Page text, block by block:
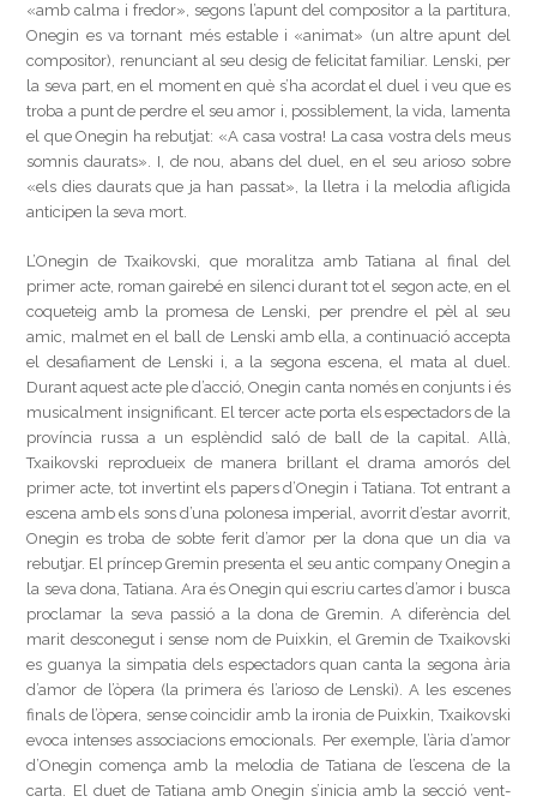
«amb calma i fredor», segons l’apunt del compositor a la partitura,
Onegin es va tornant més estable i «animat» (un altre apunt del
compositor), renunciant al seu desig de felicitat familiar. Lenski, per
la seva part, en el moment en què s’ha acordat el duel i veu que es
troba a punt de perdre el seu amor i, possiblement, la vida, lamenta
el que Onegin ha rebutjat: «A casa vostra! La casa vostra dels meus
somnis daurats». I, de nou, abans del duel, en el seu arioso sobre
«els dies daurats que ja han passat», la lletra i la melodia afligida
anticipen la seva mort.
L’Onegin de Txaikovski, que moralitza amb Tatiana al final del
primer acte, roman gairebé en silenci durant tot el segon acte, en el
coqueteig amb la promesa de Lenski, per prendre el pèl al seu
amic, malmet en el ball de Lenski amb ella, a continuació accepta
el desafiament de Lenski i, a la segona escena, el mata al duel.
Durant aquest acte ple d’acció, Onegin canta només en conjunts i és
musicalment insignificant. El tercer acte porta els espectadors de la
província russa a un esplèndid saló de ball de la capital. Allà,
Txaikovski reprodueix de manera brillant el drama amorós del
primer acte, tot invertint els papers d’Onegin i Tatiana. Tot entrant a
escena amb els sons d’una polonesa imperial, avorrit d’estar avorrit,
Onegin es troba de sobte ferit d’amor per la dona que un dia va
rebutjar. El príncep Gremin presenta el seu antic company Onegin a
la seva dona, Tatiana. Ara és Onegin qui escriu cartes d’amor i busca
proclamar la seva passió a la dona de Gremin. A diferència del
marit desconegut i sense nom de Puixkin, el Gremin de Txaikovski
es guanya la simpatia dels espectadors quan canta la segona ària
d’amor de l’òpera (la primera és l’arioso de Lenski). A les escenes
finals de l’òpera, sense coincidir amb la ironia de Puixkin, Txaikovski
evoca intenses associacions emocionals. Per exemple, l’ària d’amor
d’Onegin comença amb la melodia de Tatiana de l’escena de la
carta. El duet de Tatiana amb Onegin s’inicia amb la secció vent-